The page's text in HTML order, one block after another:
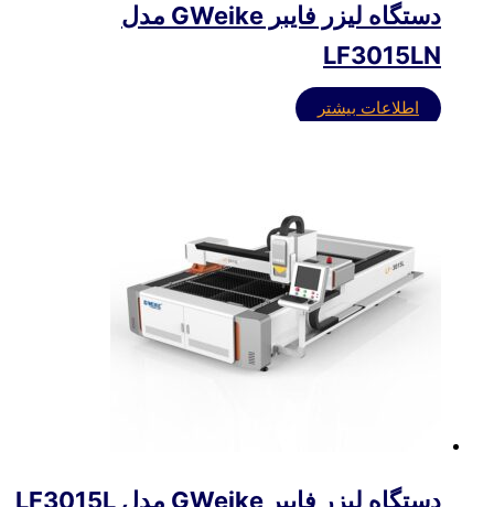
دستگاه لیزر فایبر GWeike مدل
LF3015LN
اطلاعات بیشتر
دستگاه لیزر فایبر GWeike مدل LF3015L